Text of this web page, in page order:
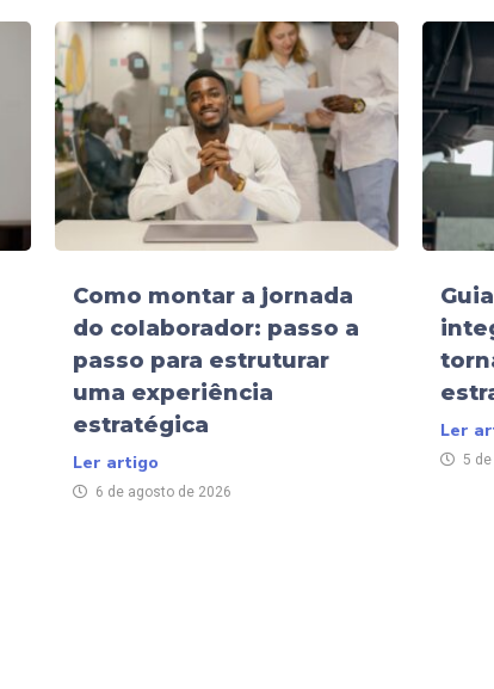
Como montar a jornada
do colaborador: passo a
passo para estruturar
uma experiência
estratégica
Ler artigo
6 de agosto de 2026
Ler
5